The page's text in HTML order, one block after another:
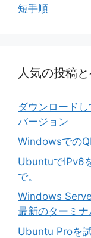
短手順
人気の投稿
ダウンロード
バージョン
Windowsでの
UbuntuでIPv6
で。
Windows
最新のターミ
Ubuntu Proを